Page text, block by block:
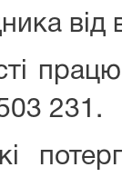
від
231.